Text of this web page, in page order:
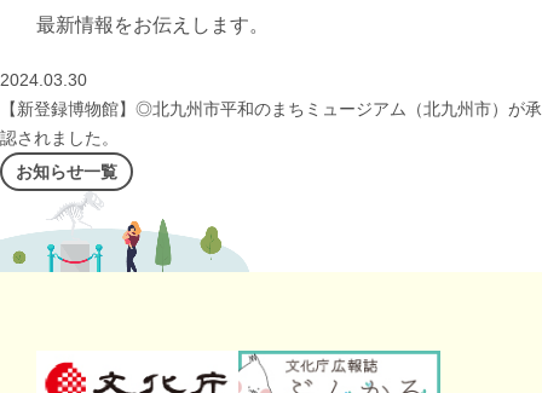
最新情報をお伝えします。
2024.03.30
【新登録博物館】◎北九州市平和のまちミュージアム（北九州市）が承
認されました。
お知らせ一覧